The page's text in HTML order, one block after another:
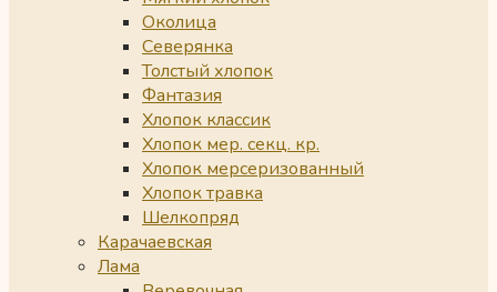
Околица
Северянка
Толстый хлопок
Фантазия
Хлопок классик
Хлопок мер. секц. кр.
Хлопок мерсеризованный
Хлопок травка
Шелкопряд
Карачаевская
Лама